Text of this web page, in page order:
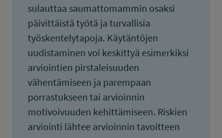
sulauttaa saumattomammin osaksi
päivittäistä työtä ja turvallisia
työskentelytapoja. Käytäntöjen
uudistaminen voi keskittyä esimerkiksi
arviointien pirstaleisuuden
vähentämiseen ja parempaan
porrastukseen tai arvioinnin
motivoivuuden kehittämiseen. Riskien
arviointi lähtee arvioinnin tavoitteen